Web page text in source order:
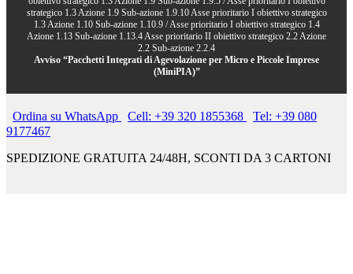
strategico 1.3 Azione 1.9 Sub-azione 1.9.10 Asse prioritario I obiettivo strategico
1.3 Azione 1.10 Sub-azione 1.10.9 / Asse prioritario I obiettivo strategico 1.4
Azione 1.13 Sub-azione 1.13.4 Asse prioritario II obiettivo strategico 2.2 Azione
2.2 Sub-azione 2.2.4
Avviso “Pacchetti Integrati di Agevolazione per Micro e Piccole Imprese
(MiniPIA)”
Ordina su WhatsApp Cell: +39 320 1855368
Tel: +39 080
9177467
SPEDIZIONE GRATUITA 24/48H, SCONTI DA 3 CARTONI